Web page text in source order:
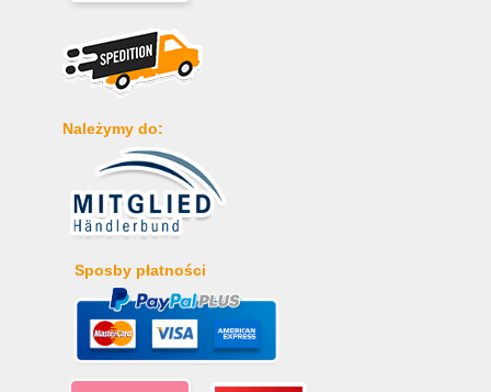
Należymy do:
Sposby płatności